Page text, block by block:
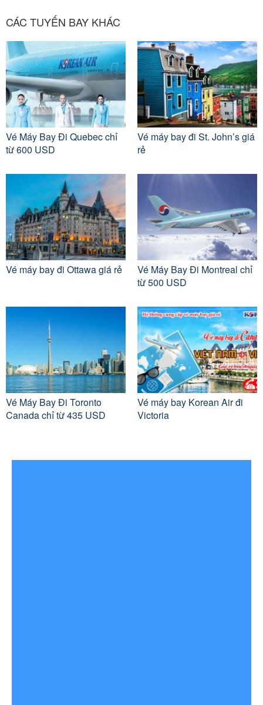
CÁC TUYẾN BAY KHÁC
Vé Máy Bay Đi Quebec chỉ
từ 600 USD
Vé máy bay đi St. John’s giá
rẻ
Vé máy bay đi Ottawa giá rẻ
Vé Máy Bay Đi Montreal chỉ
từ 500 USD
Vé Máy Bay Đi Toronto
Canada chỉ từ 435 USD
Vé máy bay Korean Air đi
Victoria